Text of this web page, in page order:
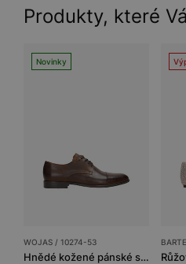
Produkty, které
Novinky
WOJAS / 10274-53
Hnědé kožené pánské společenské boty